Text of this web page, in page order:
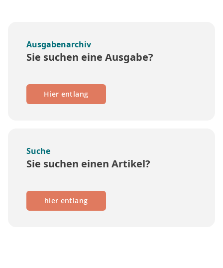
Ausgabenarchiv
Sie suchen eine Ausgabe?
Hier entlang
Suche
Sie suchen einen Artikel?
hier entlang